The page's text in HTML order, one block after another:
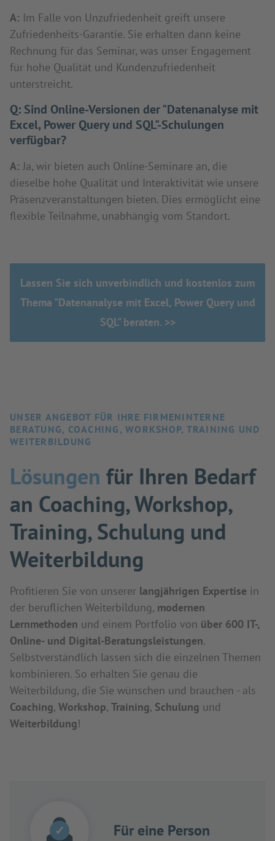
A: Im Falle von Unzufriedenheit greift unsere
Zufriedenheits-Garantie. Sie erhalten dann keine
Rechnung für das Seminar, was unser Engagement
für hohe Qualität und Kundenzufriedenheit
unterstreicht.
Q: Sind Online-Versionen der "Datenanalyse mit
Excel, Power Query und SQL"-Schulungen
verfügbar?
A: Ja, wir bieten auch Online-Seminare an, die
dieselbe hohe Qualität und Interaktivität wie unsere
Präsenzveranstaltungen bieten. Dies ermöglicht eine
flexible Teilnahme, unabhängig vom Standort.
Lassen Sie sich unverbindlich und kostenlos zum
Thema "Datenanalyse mit Excel, Power Query und
SQL" beraten. >>
UNSER ANGEBOT FÜR IHRE FIRMENINTERNE
BERATUNG, COACHING, WORKSHOP, TRAINING UND
WEITERBILDUNG
Lösungen für Ihren Bedarf
an Coaching, Workshop,
Training, Schulung und
Weiterbildung
Profitieren Sie von unserer langjährigen Expertise in
der beruflichen Weiterbildung, modernen
Lernmethoden und einem Portfolio von über 600 IT-,
Online- und Digital-Beratungsleistungen.
Selbstverständlich lassen sich die einzelnen Themen
kombinieren. So erhalten Sie genau die
Weiterbildung, die Sie wünschen und brauchen - als
Coaching, Workshop, Training, Schulung und
Weiterbildung!
✓ Für eine Person